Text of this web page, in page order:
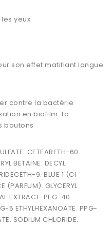
yeux.
son effet matifiant longue
contre la bactérie
en biofilm. La
boutons
CETEARETH-60
BETAINE. DECYL
9. BLUE 1 (CI
(PARFUM). GLYCERYL
EXTRACT. PEG-40
5 ETHYLHEXANOATE. PPG-
SODIUM CHLORIDE.